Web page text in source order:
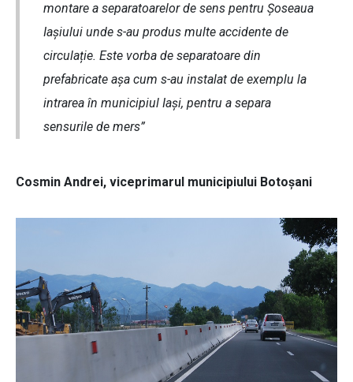
montare a separatoarelor de sens pentru Șoseaua
Iașiului unde s-au produs multe accidente de
circulație. Este vorba de separatoare din
prefabricate așa cum s-au instalat de exemplu la
intrarea în municipiul Iași, pentru a separa
sensurile de mers”
Cosmin Andrei, viceprimarul municipiului Botoșani